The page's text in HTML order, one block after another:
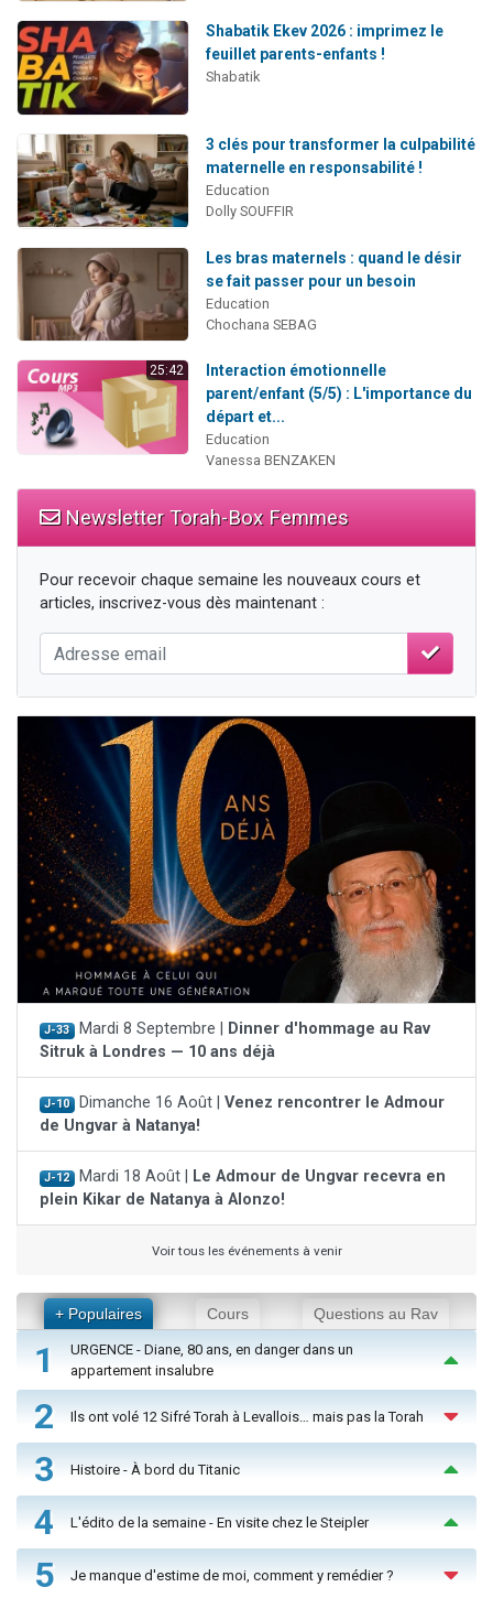
Shabatik Ekev 2026 : imprimez le
feuillet parents-enfants !
Shabatik
3 clés pour transformer la culpabilité
maternelle en responsabilité !
Education
Dolly SOUFFIR
Les bras maternels : quand le désir
se fait passer pour un besoin
Education
Chochana SEBAG
25:42
Interaction émotionnelle
parent/enfant (5/5) : L'importance du
départ et...
Education
Vanessa BENZAKEN
Newsletter Torah-Box Femmes
Pour recevoir chaque semaine les nouveaux cours et
articles, inscrivez-vous dès maintenant :
J-33 Mardi 8 Septembre |
Dinner d'hommage au Rav
Sitruk à Londres — 10 ans déjà
J-10 Dimanche 16 Août | Venez rencontrer le Admour
de Ungvar à Natanya!
J-12 Mardi 18 Août |
Le Admour de Ungvar recevra en
plein Kikar de Natanya à Alonzo!
Voir tous les événements à venir
+ Populaires Cours Questions au Rav
1
URGENCE - Diane, 80 ans, en danger dans un
appartement insalubre
2 Ils ont volé 12 Sifré Torah à Levallois… mais pas la Torah
3 Histoire - À bord du Titanic
4 L'édito de la semaine - En visite chez le Steipler
5 Je manque d'estime de moi, comment y remédier ?